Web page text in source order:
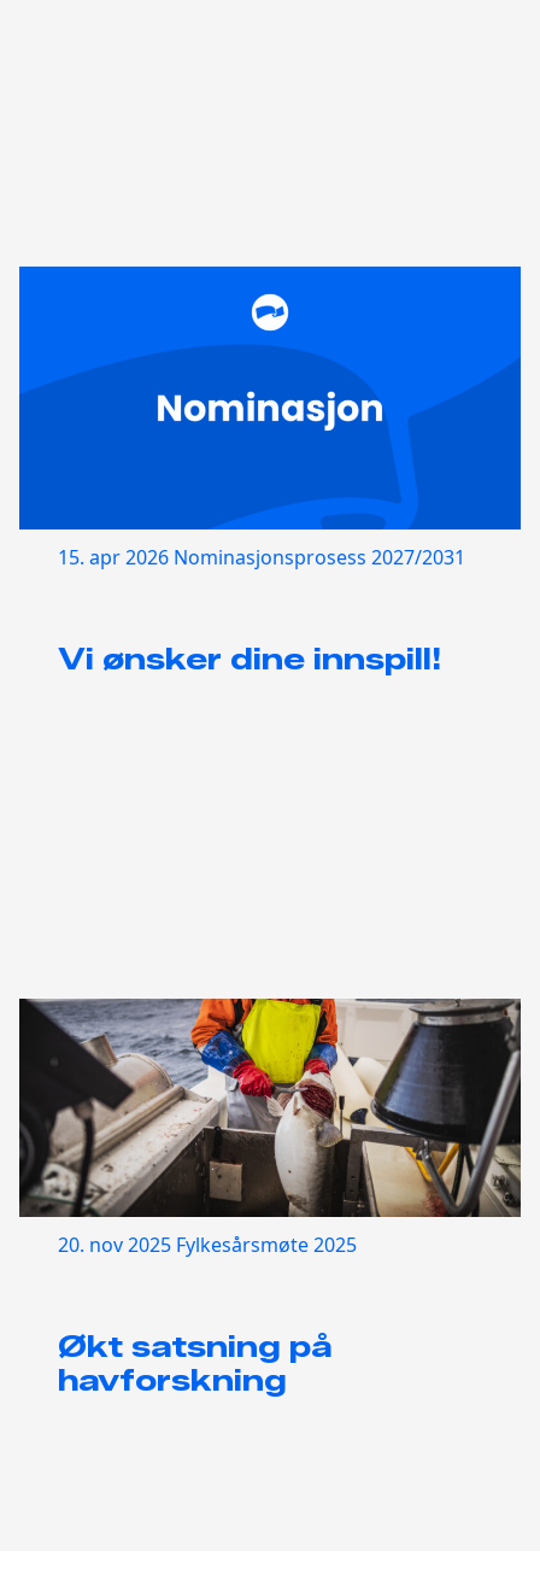
15. apr 2026 Nominasjonsprosess 2027/2031
Vi ønsker dine innspill!
20. nov 2025 Fylkesårsmøte 2025
Økt satsning på
havforskning